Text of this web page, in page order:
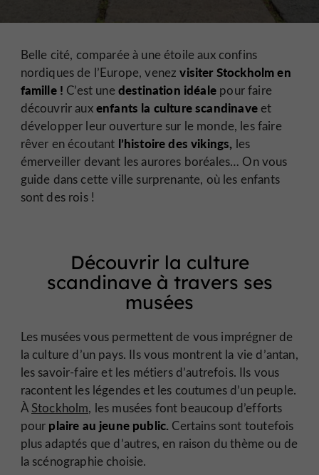
Belle cité, comparée à une étoile aux confins
nordiques de l’Europe, venezvisiter Stockholm en
famille ! C’est unedestination idéale pour faire
découvrir auxenfants la culture scandinaveet
développer leur ouverture sur le monde, les faire
rêver en écoutant l’histoire des vikings, les
émerveiller devant les aurores boréales… On vous
guide dans cette ville surprenante, où les enfants
sont des rois !
Découvrir la culture
scandinave à travers ses
musées
Les musées vous permettent de vous imprégner de
la culture d’un pays. Ils vous montrent la vie d’antan,
les savoir-faire et les métiers d’autrefois. Ils vous
racontent les légendes et les coutumes d’un peuple.
À Stockholm, les musées font beaucoup d’efforts
pour plaire au jeune public. Certains sont toutefois
plus adaptés que d’autres, en raison du thème ou de
la scénographie choisie.